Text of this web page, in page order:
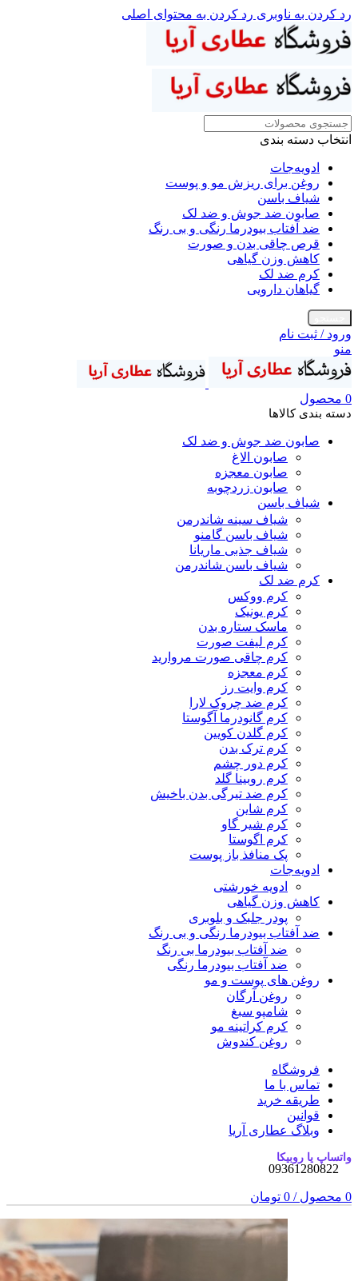
رد کردن به ناوبری رد کردن به محتوای اصلی
انتخاب دسته بندی
ادویه‌جات
روغن برای ریزش مو و پوست
شیاف باسن
صابون ضد جوش و ضد لک
ضد آفتاب بیودرما رنگی و بی رنگ
قرص چاقی بدن و صورت
کاهش وزن گیاهی
کرم ضد لک
گیاهان دارویی
ورود / ثبت نام
منو
0 محصول
دسته بندی کالاها
صابون ضد جوش و ضد لک
صابون الاغ
صابون معجزه
صابون زردچوبه
شیاف باسن
شیاف سینه شاندرمن
شیاف باسن گامنو
شیاف جذبی ماریانا
شیاف باسن شاندرمن
کرم ضد لک
کرم ووکس
کرم یونیک
ماسک ستاره بدن
کرم لیفت صورت
کرم چاقی صورت مروارید
کرم معجزه
کرم وایت رز
کرم ضد چروک لارا
کرم گانودرما آگوستا
کرم گلدن کویین
کرم ترک بدن
کرم دور چشم
کرم روبینا گلد
کرم ضد تیرگی بدن باخیش
کرم شاین
کرم شیر گاو
کرم اگوستا
پک منافذ باز پوست
ادویه‌جات
ادویه خورشتی
کاهش وزن گیاهی
پودر جلبک و بلوبری
ضد آفتاب بیودرما رنگی و بی رنگ
ضد آفتاب بیودرما بی رنگ
ضد آفتاب بیودرما رنگی
روغن های پوست و مو
روغن آرگان
شامپو سبغ
کرم کراتینه مو
روغن کندوش
فروشگاه
تماس با ما
طریقه خرید
قوانین
وبلاگ عطاری آریا
واتساپ یا روبیکا
0 محصول /
0 تومان